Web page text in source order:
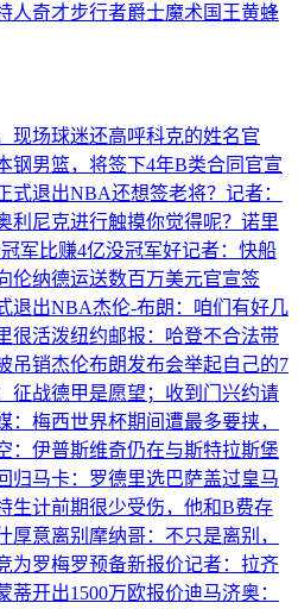
人奇才步行者爵士魔术国王黄蜂
现场球迷还高呼科克的姓名官
钢男篮，将签下4年B类合同 官宣
式退出NBA还想签老将？记者：
利尼克进行触摸你觉得呢？诺里
军比赚4亿没冠军好记者：快船
伦纳德运送数百万美元官宣签
退出NBA杰伦-布朗：咱们有好几
很活泼纽约邮报：哈登不合法带
吊销杰伦布朗发布会举起自己的7
征战德甲是愿望；收到门兴约请
：梅西世界杯期间遭最多要挟，
：伊普斯维奇仍在与斯特拉斯堡
归马卡：罗德里选巴萨盖过皇马
生计前期很少受伤，他和B费存
厚意离别摩纳哥：不只是离别，
为罗梅罗预备新报价记者：拉齐
蒂开出1500万欧报价迪马济奥：